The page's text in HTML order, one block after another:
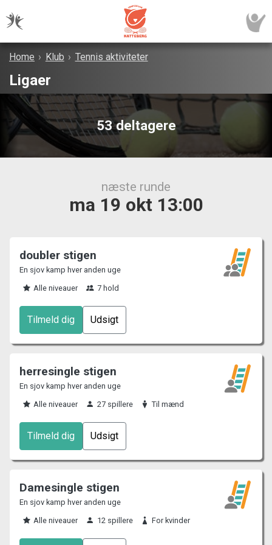
Home › Klub › Tennis aktiviteter
Ligaer
53 deltagere
næste runde
ma 19 okt 13:00
doubler stigen
En sjov kamp hver anden uge
Alle niveauer
7 hold
Tilmeld dig Udsigt
herresingle stigen
En sjov kamp hver anden uge
Alle niveauer
27 spillere Til mænd
Tilmeld dig Udsigt
Damesingle stigen
En sjov kamp hver anden uge
Alle niveauer
12 spillere For kvinder